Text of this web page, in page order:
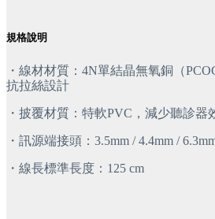
規格說明
・線材材質：4N單結晶無氧銅（
抗拉絲設計
・披覆材質：特軟PVC，減少聽診器
・訊源端接頭：3.5mm / 4.4mm /
・線長標準長度：125 cm